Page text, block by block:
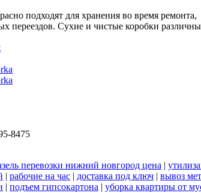
подходят для хранения во время ремонта,
переездов. Сухие и чистые коробки
8475
перевозки нижний новгород цена |
| рабочие на час | доставка под ключ | вывоз
| подъем гипсокартона | уборка квартиры от